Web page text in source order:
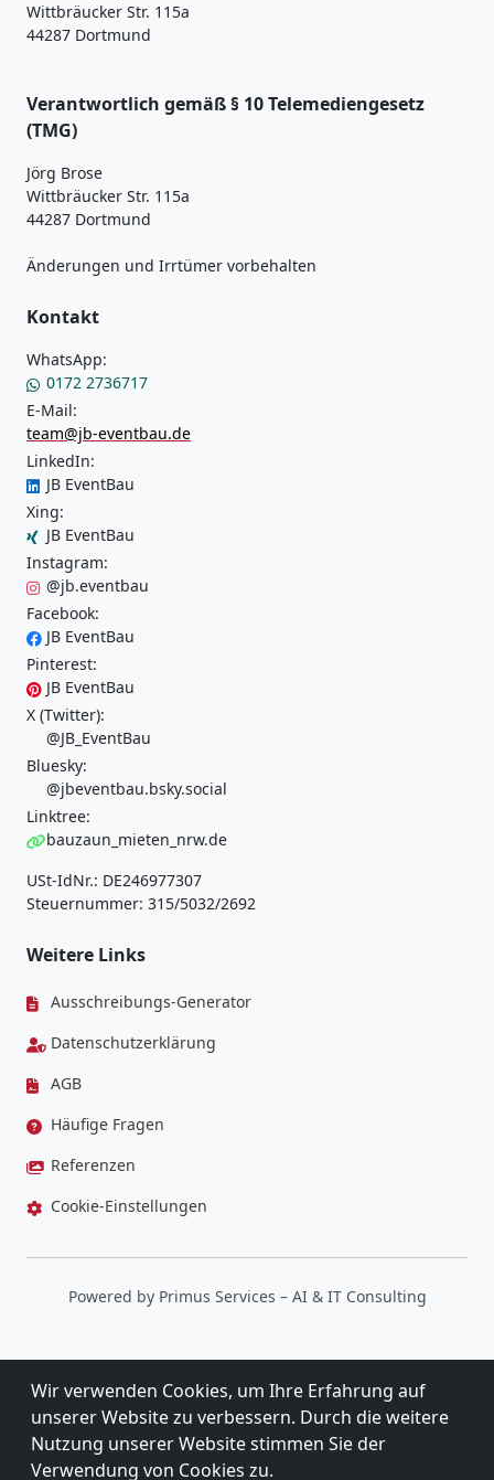
Wittbräucker Str. 115a
44287 Dortmund
Verantwortlich gemäß § 10 Telemediengesetz
(TMG)
Jörg Brose
Wittbräucker Str. 115a
44287 Dortmund
Änderungen und Irrtümer vorbehalten
Kontakt
WhatsApp:
0172 2736717
E-Mail:
team@jb-eventbau.de
LinkedIn:
JB EventBau
Xing:
JB EventBau
Instagram:
@jb.eventbau
Facebook:
JB EventBau
Pinterest:
JB EventBau
X (Twitter):
@JB_EventBau
Bluesky:
@jbeventbau.bsky.social
Linktree:
bauzaun_mieten_nrw.de
USt-IdNr.: DE246977307
Steuernummer: 315/5032/2692
Weitere Links
Ausschreibungs-Generator
Datenschutzerklärung
AGB
Häufige Fragen
Referenzen
Cookie-Einstellungen
Powered by Primus Services – AI & IT Consulting
Wir verwenden Cookies, um Ihre Erfahrung auf
unserer Website zu verbessern. Durch die weitere
Nutzung unserer Website stimmen Sie der
Verwendung von Cookies zu.